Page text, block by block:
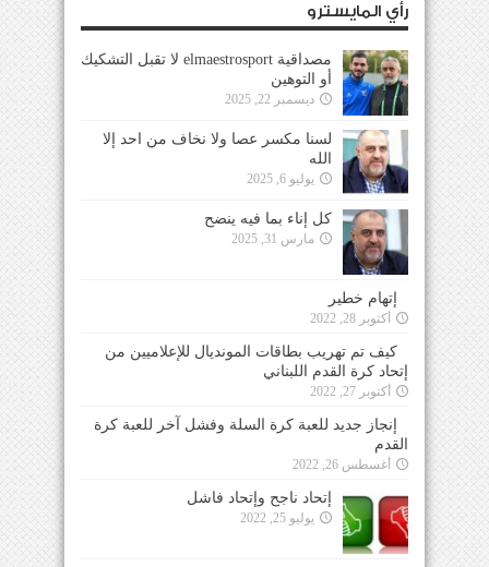
رأي المايسترو
مصداقية elmaestrosport لا تقبل التشكيك
أو التوهين
ديسمبر 22, 2025
لسنا مكسر عصا ولا نخاف من احد إلا
الله
يوليو 6, 2025
كل إناء بما فيه ينضح
مارس 31, 2025
إتهام خطير
أكتوبر 28, 2022
كيف تم تهريب بطاقات المونديال للإعلاميين من
إتحاد كرة القدم اللبناني
أكتوبر 27, 2022
إنجاز جديد للعبة كرة السلة وفشل آخر للعبة كرة
القدم
أغسطس 26, 2022
إتحاد ناجح وإتحاد فاشل
يوليو 25, 2022